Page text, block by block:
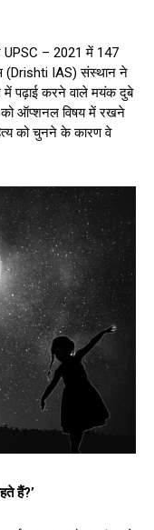
UPSC – 2021 में 147
(Drishti IAS) संस्थान ने
में पढ़ाई करने वाले मयंक दुबे
को ऑप्शनल विषय में रखने
को चुनने के कारण वे
हैं?’